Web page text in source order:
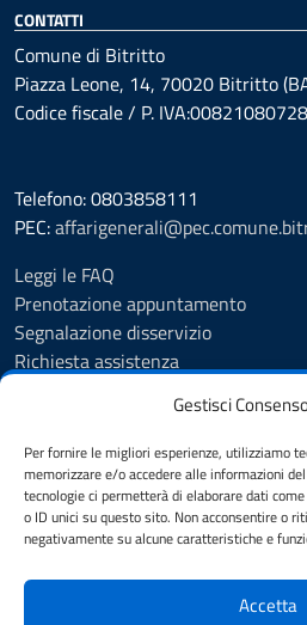
Gestisci
Per fornire le migliori esperienze, utilizziamo
memorizzare e/o accedere alle informazioni
tecnologie ci permetterà di elaborare dati
o ID unici su questo sito. Non acconsentire o
negativamente su alcune caratteristiche e
Accetta
CONTATTI
Comune di Bitritto
Piazza Leone, 14, 70020 Bitritto
Codice fiscale / P. IVA:00821080728
Telefono: 0803858111
PEC:
Leggi le FAQ
Prenotazione appuntamento
Segnalazione disservizio
Richiesta assistenza
Amministrazione trasparente
Informativa privacy
Cookie Policy (UE)
Dichiarazione di accessibilità